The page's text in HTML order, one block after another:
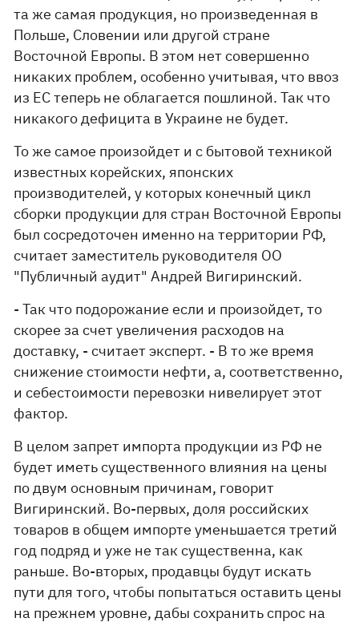
та же самая продукция, но произведенная в
Польше, Словении или другой стране
Восточной Европы. В этом нет совершенно
никаких проблем, особенно учитывая, что ввоз
из ЕС теперь не облагается пошлиной. Так что
никакого дефицита в Украине не будет.
То же самое произойдет и с бытовой техникой
известных корейских, японских
производителей, у которых конечный цикл
сборки продукции для стран Восточной Европы
был сосредоточен именно на территории РФ,
считает заместитель руководителя ОО
"Публичный аудит" Андрей Вигиринский.
- Так что подорожание если и произойдет, то
скорее за счет увеличения расходов на
доставку, - считает эксперт. - В то же время
снижение стоимости нефти, а, соответственно,
и себестоимости перевозки нивелирует этот
фактор.
В целом запрет импорта продукции из РФ не
будет иметь существенного влияния на цены
по двум основным причинам, говорит
Вигиринский. Во-первых, доля российских
товаров в общем импорте уменьшается третий
год подряд и уже не так существенна, как
раньше. Во-вторых, продавцы будут искать
пути для того, чтобы попытаться оставить цены
на прежнем уровне, дабы сохранить спрос на